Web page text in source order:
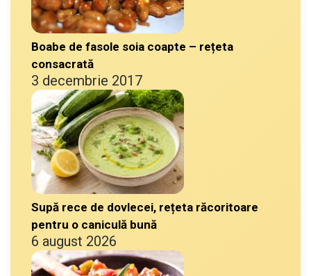
Boabe de fasole soia coapte – rețeta
consacrată
3 decembrie 2017
Supă rece de dovlecei, rețeta răcoritoare
pentru o caniculă bună
6 august 2026